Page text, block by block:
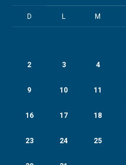
D L M
2 3 4
9 10 11
16 17 18
23 24 25